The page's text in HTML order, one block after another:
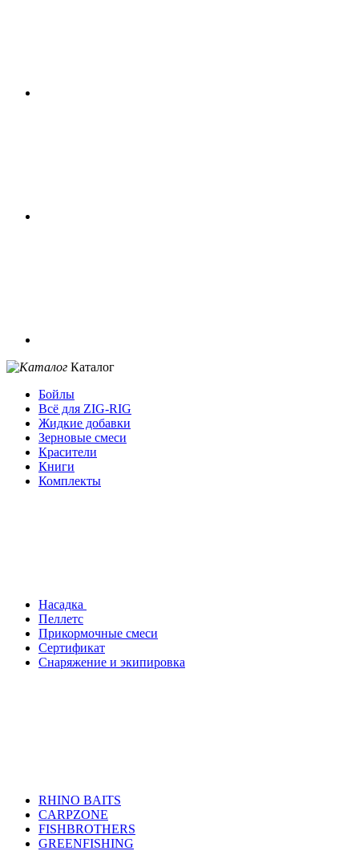
Каталог
Бойлы
Всё для ZIG-RIG
Жидкие добавки
Зерновые смеси
Красители
Книги
Комплекты
Насадка
Пеллетс
Прикормочные смеси
Сертификат
Снаряжение и экипировка
RHINO BAITS
CARPZONE
FISHBROTHERS
GREENFISHING